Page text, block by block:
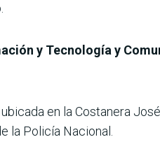
y Tecnología y
en la Costanera
la Policía Nacional.